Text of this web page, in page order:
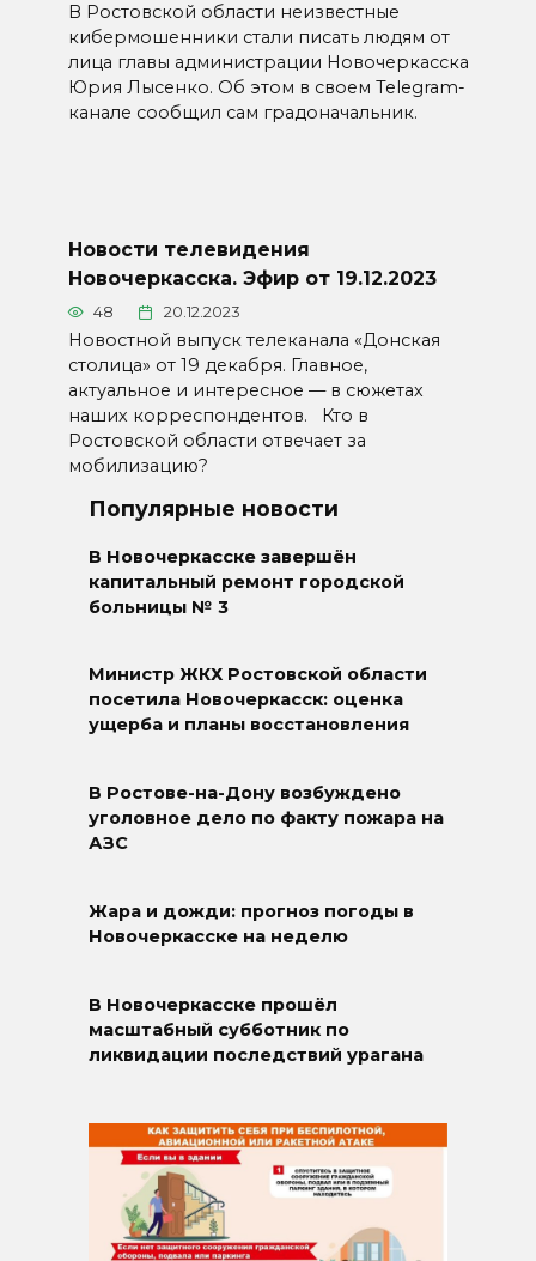
В Ростовской области неизвестные
кибермошенники стали писать людям от
лица главы администрации Новочеркасска
Юрия Лысенко. Об этом в своем Telegram-
канале сообщил сам градоначальник.
Новости телевидения
Новочеркасска. Эфир от 19.12.2023
48 20.12.2023
Новостной выпуск телеканала «Донская
столица» от 19 декабря. Главное,
актуальное и интересное — в сюжетах
наших корреспондентов. Кто в
Ростовской области отвечает за
мобилизацию?
Популярные новости
В Новочеркасске завершён
капитальный ремонт городской
больницы № 3
Министр ЖКХ Ростовской области
посетила Новочеркасск: оценка
ущерба и планы восстановления
В Ростове-на-Дону возбуждено
уголовное дело по факту пожара на
АЗС
Жара и дожди: прогноз погоды в
Новочеркасске на неделю
В Новочеркасске прошёл
масштабный субботник по
ликвидации последствий урагана